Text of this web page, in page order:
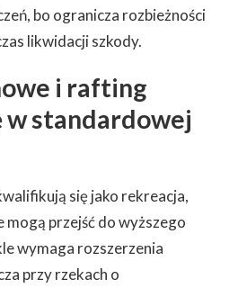
bo ogranicza rozbieżności
likwidacji szkody.
i rafting
w standardowej
się jako rekreacja,
przejść do wyższego
wymaga rozszerzenia
przy rzekach o